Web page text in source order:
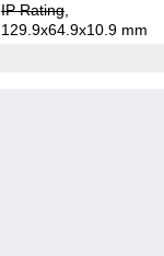
IP Rating,
129.9x64.9x10.9 mm